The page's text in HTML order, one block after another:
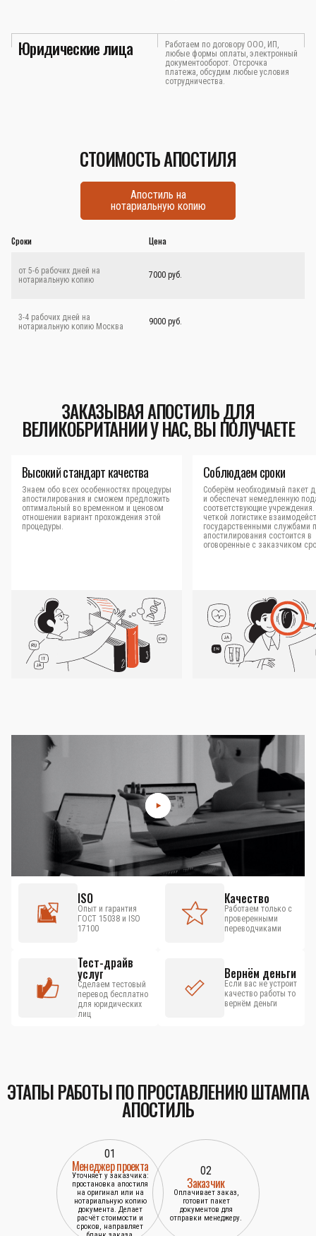
Юридические лица
Работаем по договору ООО, ИП,
любые формы оплаты, электронный
документооборот. Отсрочка
платежа, обсудим любые условия
сотрудничества.
СТОИМОСТЬ АПОСТИЛЯ
Апостиль на
нотариальную копию
Сроки Цена
от 5-6 рабочих дней на
нотариальную копию
7000 руб.
3-4 рабочих дней на
нотариальную копию Москва
9000 руб.
ЗАКАЗЫВАЯ АПОСТИЛЬ ДЛЯ
ВЕЛИКОБРИТАНИИ У НАС, ВЫ ПОЛУЧАЕТЕ
Высокий стандарт качества
Знаем обо всех особенностях процедуры
апостилирования и сможем предложить
оптимальный во временном и ценовом
отношении вариант прохождения этой
процедуры.
Соблюдаем сроки
Соберём необходимый пакет
и обеспечат немедленную
соответствующие
четкой логистике
государственными службами
апостилирования состоится в
оговоренные с заказчиком
ISO
Опыт и гарантия
ГОСТ 15038 и ISO
17100
Качество
Работаем только с
проверенными
переводчиками
Тест-драйв
услуг
Сделаем тестовый
перевод бесплатно
для юридических
лиц
Вернём деньги
Если вас не устроит
качество работы то
вернём деньги
ЭТАПЫ РАБОТЫ ПО ПРОСТАВЛЕНИЮ ШТАМПА
АПОСТИЛЬ
01
Менеджер проекта
Уточняет у заказчика:
простановка апостиля
на оригинал или на
нотариальную копию
документа. Делает
расчёт стоимости и
сроков, направляет
02
Заказчик
Оплачивает заказ,
готовит пакет
документов для
отправки менеджеру.